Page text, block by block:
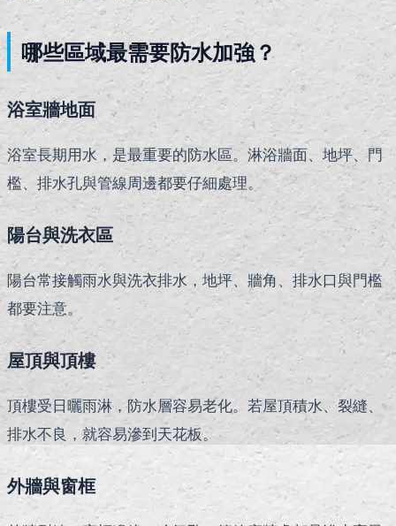
哪些區域最需要防水加強？
浴室牆地面
浴室長期用水，是最重要的防水區。淋浴牆面、地坪、門
檻、排水孔與管線周邊都要仔細處理。
陽台與洗衣區
陽台常接觸雨水與洗衣排水，地坪、牆角、排水口與門檻
都要注意。
屋頂與頂樓
頂樓受日曬雨淋，防水層容易老化。若屋頂積水、裂縫、
排水不良，就容易滲到天花板。
外牆與窗框